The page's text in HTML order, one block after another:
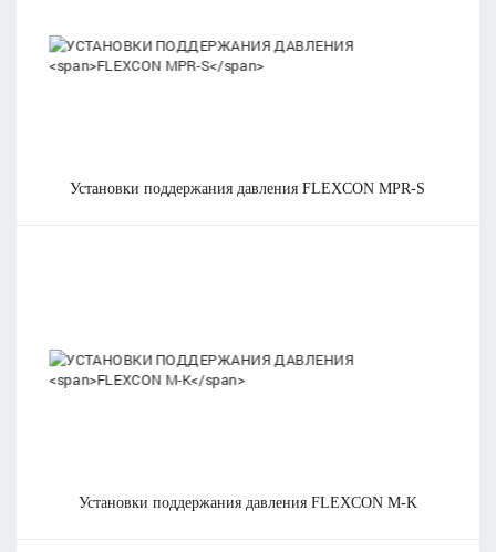
установки поддержания давления FLEXCON MPR-S
установки поддержания давления FLEXCON M-K